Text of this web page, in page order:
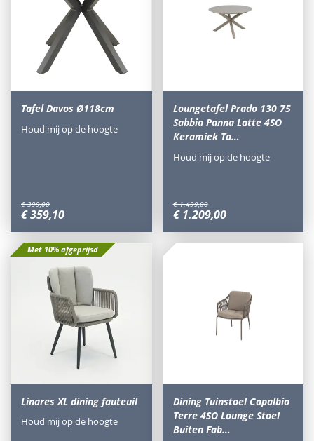
Tafel Davos Ø118cm
€ 399,00
€359,10
Houd mij op de hoogte
Loungetafel Prado 130 75
Sabbia Panna Latte 4SO
Keramiek Ta…
€ 1.499,00
€ 1.209,00
Houd mij op de hoogte
Met 10% afgeprijsd
Linares XL dining fauteuil
Houd mij op de hoogte
Dining Tuinstoel Capalbio
Terre 4SO Lounge Stoel
Buiten Fab…